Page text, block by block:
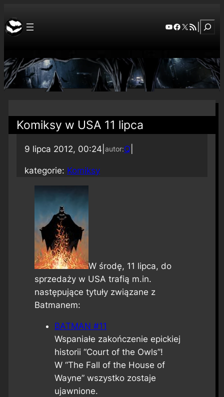
YouTube
Facebook
X RSS Feed
Komiksy w USA 11 lipca
9 lipca 2012, 00:24 autor:Q
kategorie: Komiksy
W środę, 11 lipca, do
sprzedaży w USA trafią m.in.
następujące tytuły związane z
Batmanem:
BATMAN #11
Wspaniałe zakończenie epickiej
historii “Court of the Owls”!
W “The Fall of the House of
Wayne” wszystko zostaje
ujawnione.